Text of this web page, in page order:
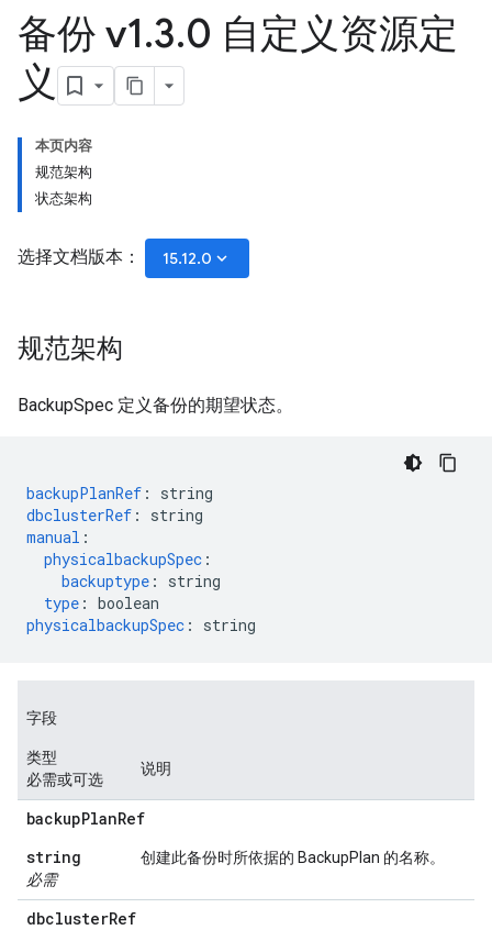
备份 v1.3.0 自定义资源定
义
本页内容
规范架构
状态架构
选择文档版本： 15.12.0 keyboard_arrow_down
规范架构
BackupSpec 定义备份的期望状态。
backupPlanRef :
string
dbclusterRef :
string
manual :
physicalbackupSpec :
backuptype :
string
type : boolean
physicalbackupSpec : string
字段
类型
必需或可选
说明
backupPlanRef
string
必需
创建此备份时所依据的 BackupPlan 的名称。
dbclusterRef